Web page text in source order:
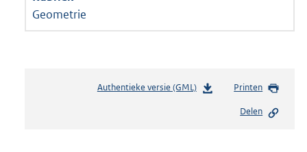
Geometrie
Authentieke versie (GML)b
Printen
Delen